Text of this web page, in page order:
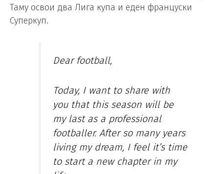
Таму освои два Лига купа и еден француски
Суперкуп.
Dear football,
Today, I want to share with
you that this season will be
my last as a professional
footballer. After so many years
living my dream, I feel it’s time
to start a new chapter in my